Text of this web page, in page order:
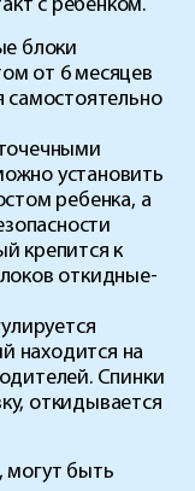
с ребенком.
блоки
от 6 месяцев
самостоятельно
установить
ребенка, а
крепится к
откидные-
находится на
Спинки
откидывается
могут быть